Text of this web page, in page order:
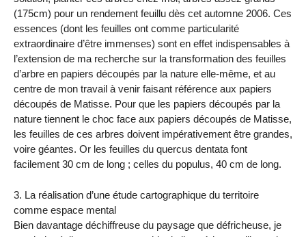
(175cm) pour un rendement feuillu dès cet automne 2006. Ces
essences (dont les feuilles ont comme particularité
extraordinaire d’être immenses) sont en effet indispensables à
l’extension de ma recherche sur la transformation des feuilles
d’arbre en papiers découpés par la nature elle-même, et au
centre de mon travail à venir faisant référence aux papiers
découpés de Matisse. Pour que les papiers découpés par la
nature tiennent le choc face aux papiers découpés de Matisse,
les feuilles de ces arbres doivent impérativement être grandes,
voire géantes. Or les feuilles du quercus dentata font
facilement 30 cm de long ; celles du populus, 40 cm de long.
3. La réalisation d’une étude cartographique du territoire
comme espace mental
Bien davantage déchiffreuse du paysage que défricheuse, je